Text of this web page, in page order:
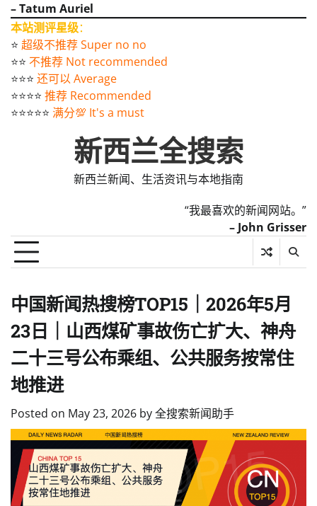
– Tatum Auriel
本站测评星级：
⭐️ 超级不推荐 Super no no
⭐️⭐️ 不推荐 Not recommended
⭐️⭐️⭐️ 还可以 Average
⭐️⭐️⭐️⭐️ 推荐 Recommended
⭐️⭐️⭐️⭐️⭐️ 满分💯 It's a must
新西兰全搜索
新西兰新闻、生活资讯与本地指南
“我最喜欢的新闻网站。”
– John Grisser
中国新闻热搜榜TOP15｜2026年5月
23日｜山西煤矿事故伤亡扩大、神舟
二十三号公布乘组、公共服务按常住
地推进
Posted on May 23, 2026 by全搜索新闻助手